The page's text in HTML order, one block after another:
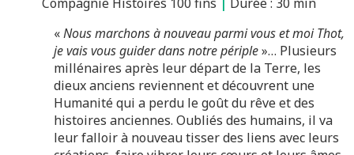
«Nous marchons à nouveau parmi vous et moi Thot,
je vais vous guider dans notre périple»… Plusieurs
millénaires après leur départ de la Terre, les
dieux anciens reviennent et découvrent une
Humanité qui a perdu le goût du rêve et des
histoires anciennes. Oubliés des humains, il va
leur falloir à nouveau tisser des liens avec leurs